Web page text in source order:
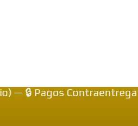
Contraentrega —